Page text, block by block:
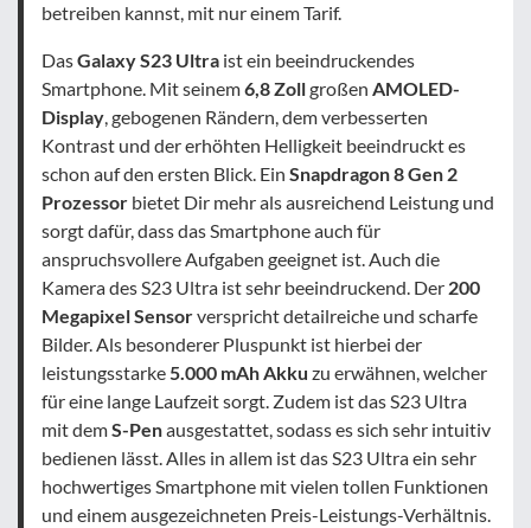
betreiben kannst, mit nur einem Tarif.
DasGalaxy S23 Ultra ist ein beeindruckendes
Smartphone. Mit seinem6,8 Zollgroßen AMOLED-
Display, gebogenen Rändern, dem verbesserten
Kontrast und der erhöhten Helligkeit beeindruckt es
schon auf den ersten Blick. Ein Snapdragon 8 Gen 2
Prozessor bietet Dir mehr als ausreichend Leistung und
sorgt dafür, dass das Smartphone auch für
anspruchsvollere Aufgaben geeignet ist. Auch die
Kamera des S23 Ultra ist sehr beeindruckend. Der 200
Megapixel Sensorverspricht detailreiche und scharfe
Bilder. Als besonderer Pluspunkt ist hierbei der
leistungsstarke5.000 mAh Akku zu erwähnen, welcher
für eine lange Laufzeit sorgt. Zudem ist das S23 Ultra
mit demS-Penausgestattet, sodass es sich sehr intuitiv
bedienen lässt. Alles in allem ist das S23 Ultra ein sehr
hochwertiges Smartphone mit vielen tollen Funktionen
und einem ausgezeichneten Preis-Leistungs-Verhältnis.